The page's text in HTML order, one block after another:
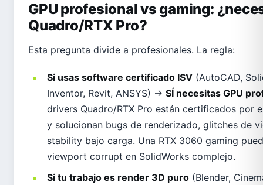
GPU profesional vs gaming:
Quadro/RTX Pro?
Esta pregunta divide a profesionales. La regla:
Si usas software certificado ISV (AutoCAD,
Inventor, Revit, ANSYS) → SÍ necesitas GPU
drivers Quadro/RTX Pro están certificados por
y solucionan bugs de renderizado, glitches de
stability bajo carga. Una RTX 3060 gaming
viewport corrupt en SolidWorks complejo.
Si tu trabajo es render 3D puro (Blender,